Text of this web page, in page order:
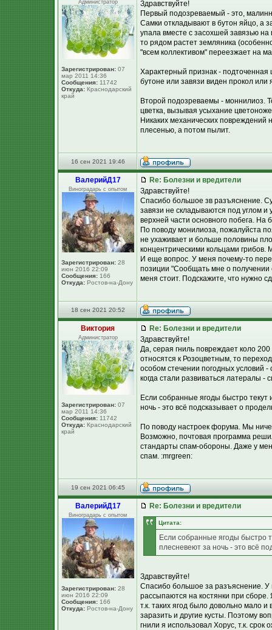
Администратор
Зарегистрирован: 07
мар 2011 14:36
Сообщения: 11742
Откуда: Краснодарский
край
Здравствуйте!
Первый подозреваемый - это,
Самки откладывают в бутон яйцо, а
упала вместе с засохшей завязью
то рядом растет земляника
"всем коллективом" переезжает на
Характерный признак - подточенная
бутоне или завязи виден прокол или
Второй подозреваемы - моннилиоз.
цветка, вызывая усыхание
Никаких механических повреждений
плесенью, а потом пылит.
16 сен 2021 19:46
ВалерийД17
Виноградарь с опытом
Зарегистрирован: 28
июн 2016 22:09
Сообщения: 166
Откуда: Ростов-на-Дону
Re: Болезни и вредители
Здравствуйте!
Спасибо большое зв разъяснение.
завязи не складываются под углом и
верхней части основного побега.
По поводу монилиоза, пожалуйста
не ухаживает и больше половины
концентрическими кольцами
И еще вопрос. У меня почему-то
позиции "Сообщать мне о получении
меня стоит. Подскажите, что нужно
18 сен 2021 20:52
Виктория
Администратор
Зарегистрирован: 07
мар 2011 14:36
Сообщения: 11742
Откуда: Краснодарский
край
Re: Болезни и вредители
Здравствуйте!
Да, серая гниль повреждает коло
относятся к Розоцветным, то
особом стечении погодных условий
когда стали развиваться латералы -
Если собранные ягоды быстро
ночь - это всё подсказывает о
По поводу настроек форума. Мы
Возможно, почтовая программа
стандарты спам-обороны. Даже у
спам. :mrgreen:
19 сен 2021 06:45
ВалерийД17
Виноградарь с опытом
Зарегистрирован: 28
июн 2016 22:09
Сообщения: 166
Откуда: Ростов-на-Дону
Re: Болезни и вредители
Цитата:
Если собранные ягоды быстро
плесневеют за ночь - это всё
Здравствуйте!
Спасибо большое за разъяснение. У
рассыпаются на костянки при
т.к. таких ягод было довольно мало
заразить и другие кусты. Поэтому
гнили я использовал Хорус, т.к.